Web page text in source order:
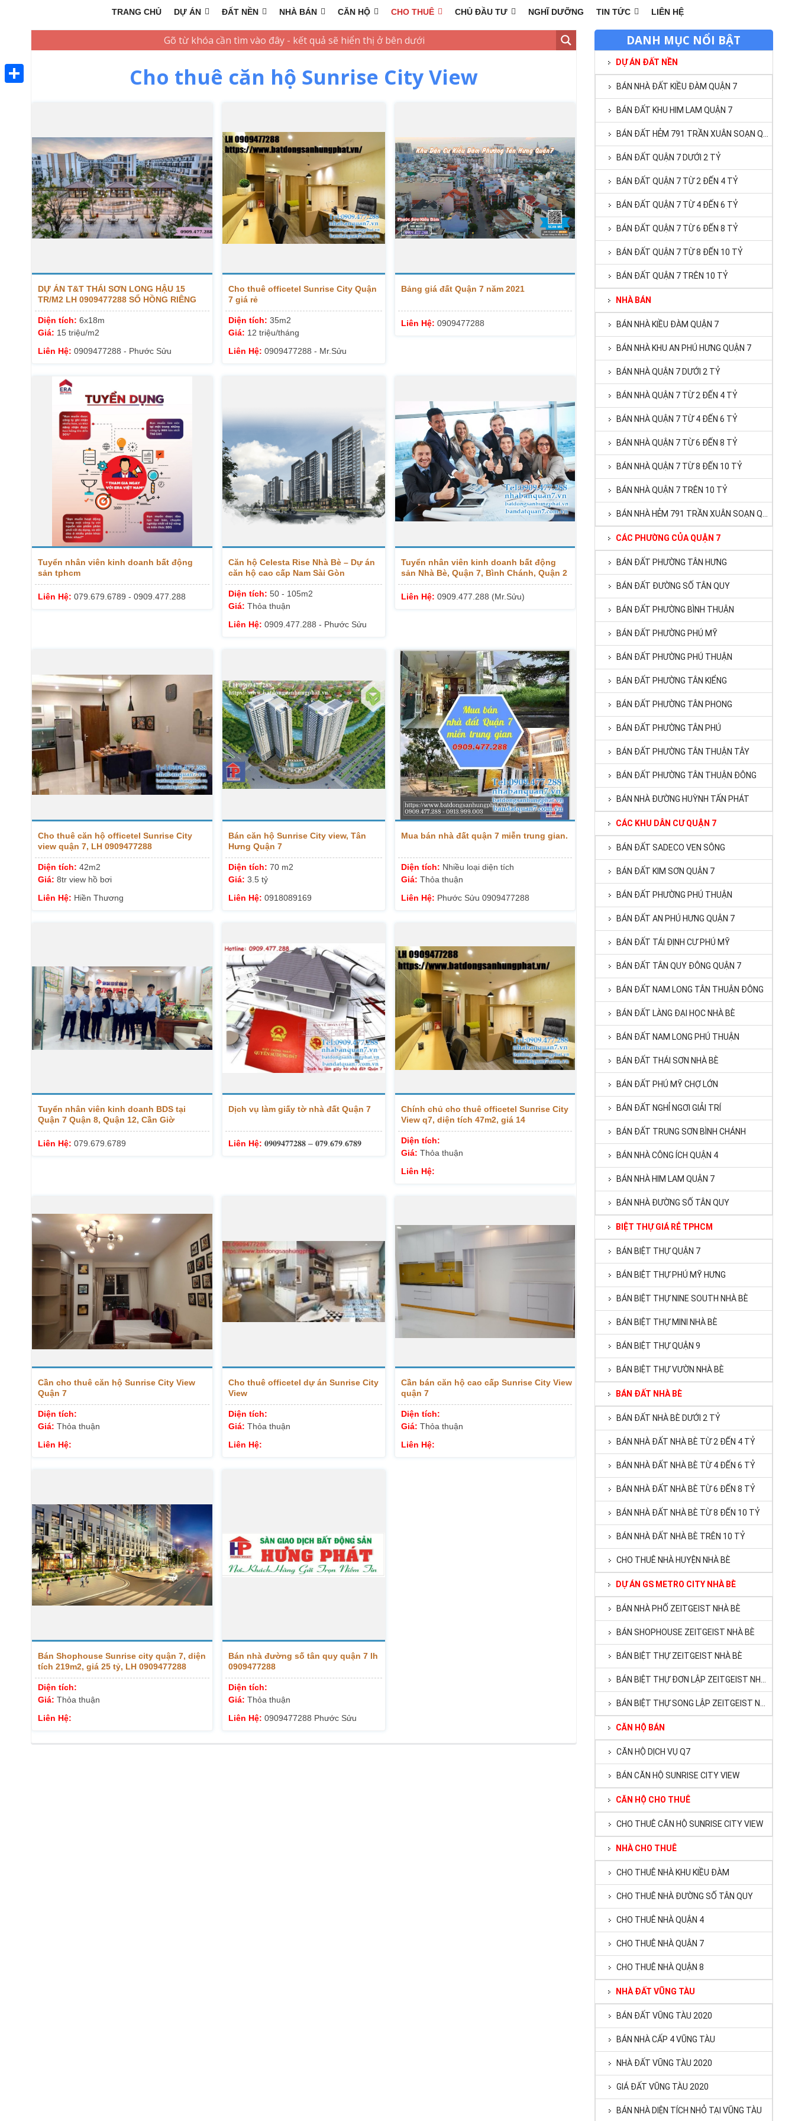
TRANG CHỦ DỰ ÁN ĐẤT NỀN NHÀ BÁN CĂN HỘ CHO THUÊ CHỦ ĐẦU TƯ NGHĨ DƯỠNG TIN TỨC LIÊN HỆ
Cho thuê căn hộ Sunrise City View
DỰ ÁN T&T THÁI SƠN LONG HẬU 15
TR/M2 LH 0909477288 SỔ HỒNG RIÊNG
Diện tích: 6x18m
Giá: 15 triệu/m2
Liên Hệ: 0909477288 - Phước Sửu
Cho thuê officetel Sunrise City Quận
7 giá rẻ
Diện tích: 35m2
Giá: 12 triệu/tháng
Liên Hệ: 0909477288 - Mr.Sửu
Bảng giá đất Quận 7 năm 2021
Liên Hệ: 0909477288
Tuyển nhân viên kinh doanh bất động
sản tphcm
Liên Hệ: 079.679.6789 - 0909.477.288
Căn hộ Celesta Rise Nhà Bè – Dự án
căn hộ cao cấp Nam Sài Gòn
Diện tích: 50 - 105m2
Giá: Thỏa thuận
Liên Hệ: 0909.477.288 - Phước Sửu
Tuyển nhân viên kinh doanh bất động
sản Nhà Bè, Quận 7, Bình Chánh, Quận 2
Hotline 0913999003
Liên Hệ: 0909.477.288 (Mr.Sửu)
Cho thuê căn hộ officetel Sunrise City
view quận 7, LH 0909477288
Diện tích: 42m2
Giá: 8tr view hồ bơi
Liên Hệ: Hiền Thương
Bán căn hộ Sunrise City view, Tân
Hưng Quận 7
Diện tích: 70 m2
Giá: 3.5 tỷ
Liên Hệ: 0918089169
Mua bán nhà đất quận 7 miễn trung gian.
Diện tích: Nhiều loại diện tích
Giá: Thỏa thuận
Liên Hệ: Phước Sửu 0909477288
Tuyển nhân viên kinh doanh BDS tại
Quận 7 Quận 8, Quận 12, Cần Giờ
Liên Hệ: 079.679.6789
Dịch vụ làm giấy tờ nhà đất Quận 7
Liên Hệ: 𝟎𝟗𝟎𝟗𝟒𝟕𝟕𝟐𝟖𝟖 – 𝟎𝟕𝟗.𝟔𝟕𝟗.𝟔𝟕𝟖𝟗
Chính chủ cho thuê officetel Sunrise City
View q7, diện tích 47m2, giá 14
triệu/tháng, LH 0909477288
Diện tích:
Giá: Thỏa thuận
Liên Hệ:
Cần cho thuê căn hộ Sunrise City View
Quận 7
Diện tích:
Giá: Thỏa thuận
Liên Hệ:
Cho thuê officetel dự án Sunrise City
View
Diện tích:
Giá: Thỏa thuận
Liên Hệ:
Cần bán căn hộ cao cấp Sunrise City View
quận 7
Diện tích:
Giá: Thỏa thuận
Liên Hệ:
Bán Shophouse Sunrise city quận 7, diện
tích 219m2, giá 25 tỷ, LH 0909477288
Diện tích:
Giá: Thỏa thuận
Liên Hệ:
Bán nhà đường số tân quy quận 7 lh
0909477288
Diện tích:
Giá: Thỏa thuận
Liên Hệ: 0909477288 Phước Sửu
DANH MỤC NỔI BẬT
DỰ ÁN ĐẤT NỀN
BÁN NHÀ ĐẤT KIỀU ĐÀM QUẬN 7
BÁN ĐẤT KHU HIM LAM QUẬN 7
BÁN ĐẤT QUẬN 7 DƯỚI 2 TỶ
BÁN ĐẤT QUẬN 7 TỪ 2 ĐẾN 4 TỶ
BÁN ĐẤT QUẬN 7 TỪ 4 ĐẾN 6 TỶ
BÁN ĐẤT QUẬN 7 TỪ 6 ĐẾN 8 TỶ
BÁN ĐẤT QUẬN 7 TỪ 8 ĐẾN 10 TỶ
BÁN ĐẤT QUẬN 7 TRÊN 10 TỶ
NHÀ BÁN
BÁN NHÀ KIỀU ĐÀM QUẬN 7
BÁN NHÀ KHU AN PHÚ HƯNG QUẬN 7
BÁN NHÀ QUẬN 7 DƯỚI 2 TỶ
BÁN NHÀ QUẬN 7 TỪ 2 ĐẾN 4 TỶ
BÁN NHÀ QUẬN 7 TỪ 4 ĐẾN 6 TỶ
BÁN NHÀ QUẬN 7 TỪ 6 ĐẾN 8 TỶ
BÁN NHÀ QUẬN 7 TỪ 8 ĐẾN 10 TỶ
BÁN NHÀ QUẬN 7 TRÊN 10 TỶ
CÁC PHƯỜNG CỦA QUẬN 7
BÁN ĐẤT PHƯỜNG TÂN HƯNG
BÁN ĐẤT ĐƯỜNG SỐ TÂN QUY
BÁN ĐẤT PHƯỜNG BÌNH THUẬN
BÁN ĐẤT PHƯỜNG PHÚ MỸ
BÁN ĐẤT PHƯỜNG PHÚ THUẬN
BÁN ĐẤT PHƯỜNG TÂN KIỂNG
BÁN ĐẤT PHƯỜNG TÂN PHONG
BÁN ĐẤT PHƯỜNG TÂN PHÚ
BÁN ĐẤT PHƯỜNG TÂN THUẬN TÂY
BÁN ĐẤT PHƯỜNG TÂN THUẬN ĐÔNG
BÁN NHÀ ĐƯỜNG HUỲNH TẤN PHÁT
CÁC KHU DÂN CƯ QUẬN 7
BÁN ĐẤT SADECO VEN SÔNG
BÁN ĐẤT KIM SƠN QUẬN 7
BÁN ĐẤT PHƯỜNG PHÚ THUẬN
BÁN ĐẤT AN PHÚ HƯNG QUẬN 7
BÁN ĐẤT TÁI ĐỊNH CƯ PHÚ MỸ
BÁN ĐẤT TÂN QUY ĐÔNG QUẬN 7
BÁN ĐẤT NAM LONG TÂN THUẬN ĐÔNG
BÁN ĐẤT LÀNG ĐẠI HỌC NHÀ BÈ
BÁN ĐẤT NAM LONG PHÚ THUẬN
BÁN ĐẤT THÁI SƠN NHÀ BÈ
BÁN ĐẤT PHÚ MỸ CHỢ LỚN
BÁN ĐẤT NGHỈ NGƠI GIẢI TRÍ
BÁN ĐẤT TRUNG SƠN BÌNH CHÁNH
BÁN NHÀ CÔNG ÍCH QUẬN 4
BÁN NHÀ HIM LAM QUẬN 7
BÁN NHÀ ĐƯỜNG SỐ TÂN QUY
BIỆT THỰ GIÁ RẺ TPHCM
BÁN BIỆT THỰ QUẬN 7
BÁN BIỆT THỰ PHÚ MỸ HƯNG
BÁN BIỆT THỰ NINE SOUTH NHÀ BÈ
BÁN BIỆT THỰ MINI NHÀ BÈ
BÁN BIỆT THỰ QUẬN 9
BÁN BIỆT THỰ VƯỜN NHÀ BÈ
BÁN ĐẤT NHÀ BÈ
BÁN ĐẤT NHÀ BÈ DƯỚI 2 TỶ
BÁN NHÀ ĐẤT NHÀ BÈ TỪ 2 ĐẾN 4 TỶ
BÁN NHÀ ĐẤT NHÀ BÈ TỪ 4 ĐẾN 6 TỶ
BÁN NHÀ ĐẤT NHÀ BÈ TỪ 6 ĐẾN 8 TỶ
BÁN NHÀ ĐẤT NHÀ BÈ TỪ 8 ĐẾN 10 TỶ
BÁN NHÀ ĐẤT NHÀ BÈ TRÊN 10 TỶ
CHO THUÊ NHÀ HUYỆN NHÀ BÈ
DỰ ÁN GS METRO CITY NHÀ BÈ
BÁN NHÀ PHỐ ZEITGEIST NHÀ BÈ
BÁN SHOPHOUSE ZEITGEIST NHÀ BÈ
BÁN BIỆT THỰ ZEITGEIST NHÀ BÈ
CĂN HỘ BÁN
CĂN HỘ DỊCH VỤ Q7
BÁN CĂN HỘ SUNRISE CITY VIEW
CĂN HỘ CHO THUÊ
CHO THUÊ CĂN HỘ SUNRISE CITY VIEW
NHÀ CHO THUÊ
CHO THUÊ NHÀ KHU KIỀU ĐÀM
CHO THUÊ NHÀ ĐƯỜNG SỐ TÂN QUY
CHO THUÊ NHÀ QUẬN 4
CHO THUÊ NHÀ QUẬN 7
CHO THUÊ NHÀ QUẬN 8
NHÀ ĐẤT VŨNG TÀU
BÁN ĐẤT VŨNG TÀU 2020
BÁN NHÀ CẤP 4 VŨNG TÀU
NHÀ ĐẤT VŨNG TÀU 2020
GIÁ ĐẤT VŨNG TÀU 2020
BÁN NHÀ DIỆN TÍCH NHỎ TẠI VŨNG TÀU